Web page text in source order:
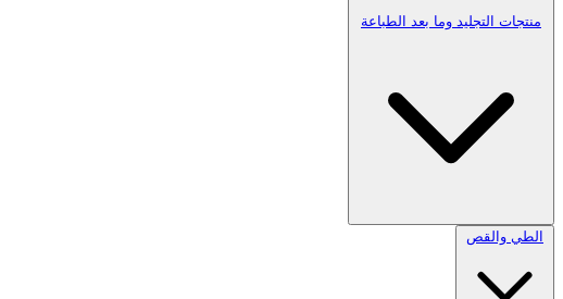
منتجات التجليد وما بعد الطباعة
الطي والقص